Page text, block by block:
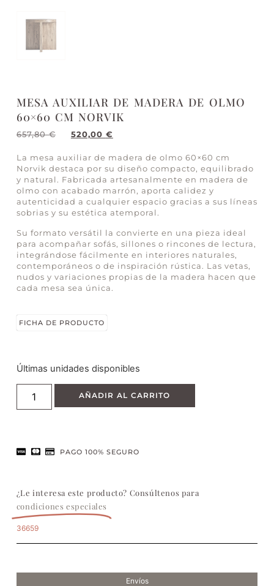
MESA AUXILIAR DE MADERA DE OLMO
60×60 CM NORVIK
657,80€ 520,00 €
La mesa auxiliar de madera de olmo 60×60 cm
Norvik destaca por su diseño compacto, equilibrado
y natural. Fabricada artesanalmente en madera de
olmo con acabado marrón, aporta calidez y
autenticidad a cualquier espacio gracias a sus líneas
sobrias y su estética atemporal.
Su formato versátil la convierte en una pieza ideal
para acompañar sofás, sillones o rincones de lectura,
integrándose fácilmente en interiores naturales,
contemporáneos o de inspiración rústica. Las vetas,
nudos y variaciones propias de la madera hacen que
cada mesa sea única.
FICHA DE PRODUCTO
Últimas unidades disponibles
AÑADIR AL CARRITO
PAGO 100% SEGURO
¿Le interesa este producto? Consúltenos para
condiciones especiales
36659
Envíos